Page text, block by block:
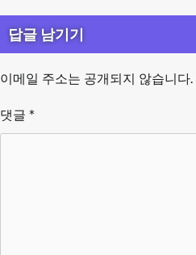
답글 남기기
이메일 주소는 공개되지 않습니다.
댓글 *